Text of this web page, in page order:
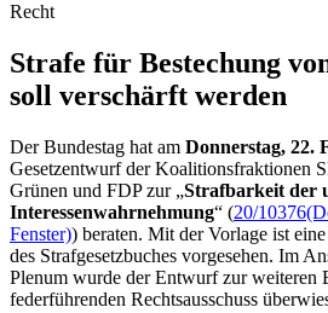
Recht
Strafe für Bestechung
soll verschärft werden
Der Bundestag hat am Donnerstag, 22.
Gesetzentwurf der Koalitionsfraktionen
Grünen und FDP zur „Strafbarkeit der
Interessenwahrnehmung“ (20/10376
Fenster)) beraten. Mit der Vorlage ist
des Strafgesetzbuches vorgesehen. Im
Plenum wurde der Entwurf zur weiteren
federführenden Rechtsausschuss